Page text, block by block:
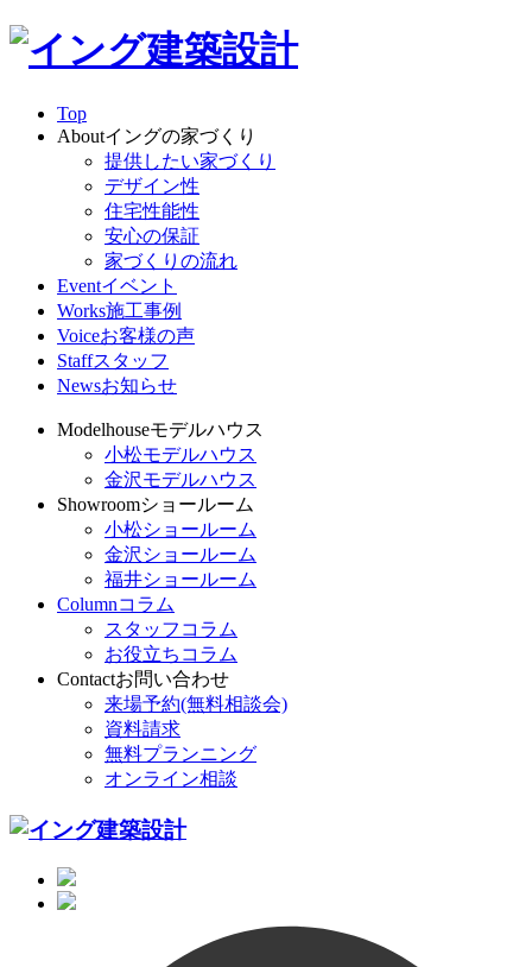
Top
Aboutイングの家づくり
提供したい家づくり
デザイン性
住宅性能性
安心の保証
家づくりの流れ
Eventイベント
Works施工事例
Voiceお客様の声
Staffスタッフ
Newsお知らせ
Modelhouseモデルハウス
小松モデルハウス
金沢モデルハウス
Showroomショールーム
小松ショールーム
金沢ショールーム
福井ショールーム
Columnコラム
スタッフコラム
お役立ちコラム
Contactお問い合わせ
来場予約(無料相談会)
資料請求
無料プランニング
オンライン相談